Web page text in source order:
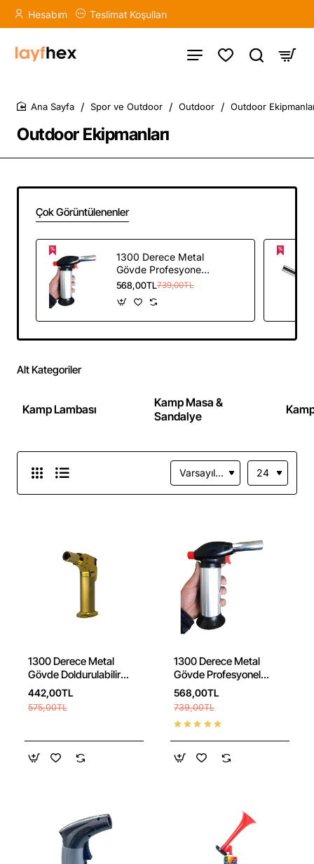
Hesabım Teslimat Koşulları
Outdoor Ekipmanları
Spor ve Outdoor Outdoor Outdoor
Çok Görüntülenenler
1300 Derece Metal
Gövde Profesyonel
Pürmüz Çakmak Isı
Tabancası
568,00TL739,00TL
Alt Kategoriler
Kamp Lambası
Kamp Masa &
Sandalye
Ücretsiz Kargo 🚚
1300 Derece Metal
Gövde Doldurulabilir
Pürmüz Çakmak Isı
Tabancası
442,00TL
575,00TL
Ücretsiz Kargo 🚚
1300 Derece Metal
Gövde Profesyonel
Pürmüz Çakmak Isı
Tabancası
568,00TL
739,00TL